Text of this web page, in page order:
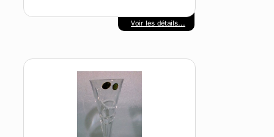
Voir les détails...